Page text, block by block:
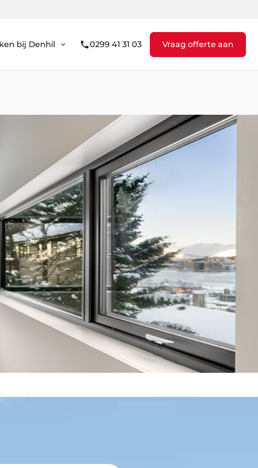
bij Denhil 0299 41 31 03 Vraag offerte aan